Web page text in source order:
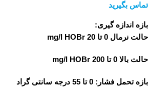
تماس بگیرید
بازه اندازه گیری:
حالت نرمال 0 تا 20 mg/l HOBr
حالت بالا 0 تا 200 mg/l HOBr
بازه تحمل فشار: 0 تا 55 درجه سانتی گراد